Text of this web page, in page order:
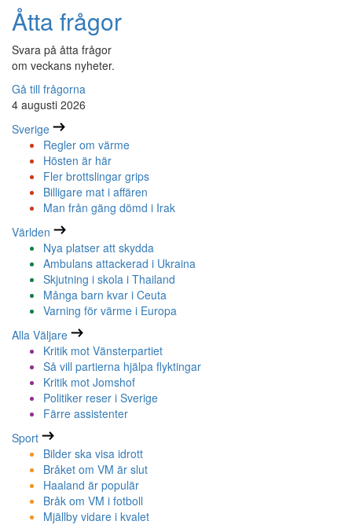
Åtta frågor
Svara på åtta frågor
om veckans nyheter.
Gå till frågorna
4 augusti 2026
Sverige
Regler om värme
Hösten är här
Fler brottslingar grips
Billigare mat i affären
Man från gäng dömd i Irak
Världen
Nya platser att skydda
Ambulans attackerad i Ukraina
Skjutning i skola i Thailand
Många barn kvar i Ceuta
Varning för värme i Europa
Alla Väljare
Kritik mot Vänsterpartiet
Så vill partierna hjälpa flyktingar
Kritik mot Jomshof
Politiker reser i Sverige
Färre assistenter
Sport
Bilder ska visa idrott
Bråket om VM är slut
Haaland är populär
Bråk om VM i fotboll
Mjällby vidare i kvalet